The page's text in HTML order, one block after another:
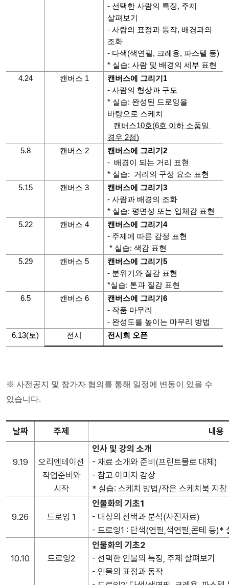
- 선택한 사람의 특징, 주제
살펴보기
- 사람의 표정과 동작, 배경과의
조화
- 다색(색연필, 크레용, 파스텔 등)
* 실습: 사람 및 배경의 세부 표현
4.24
캔버스 1
캔버스에 그리기1
- 사람의 형상과 구도
* 실습: 완성된 드로잉을
바탕으로 스케치
캔버스10호(6호 이하 소품일
경우 2점)
5.8
캔버스 2
캔버스에 그리기2
-  배경이 되는 거리 표현
* 실습:  거리의 구성 요소 표현
5.15
캔버스 3
캔버스에 그리기3
- 사람과 배경의 조화
* 실습: 평면성 또는 입체감 표현
5.22
캔버스 4
캔버스에 그리기4
- 주제에 따른 감정 표현
* 실습: 색감 표현
5.29
캔버스 5
캔버스에 그리기5
- 분위기와 질감 표현
*실습: 톤과 질감 표현
6.5
캔버스 6
캔버스에 그리기6
- 작품 마무리
- 완성도를 높이는 마무리 방법
6.13(토)
전시 전시회 오픈
※ 사전공지 및 참가자 협의를 통해 일정에 변동이 있을 수
있습니다.
날짜 주제 내용
9.19
오리엔테이션
작업준비와
시작
인사 및 강의 소개
- 재료 소개와 준비(프린트물로 대체)
- 참고 이미지 감상
* 실습: 스케치 방법/작은 스케치북 지참
9.26 드로잉 1
인물화의 기초1
- 대상의 선택과 분석(사진자료)
- 드로잉1 : 단색(연필,색연필,콘테 등)*
10.10 드로잉2
인물화의 기초2
- 선택한 인물의 특징, 주제 살펴보기
- 인물의 표정과 동작